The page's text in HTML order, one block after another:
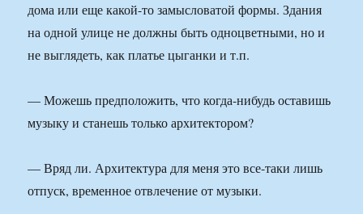
дома или еще какой-то замысловатой формы. Здания
на одной улице не должны быть одноцветными, но и
не выглядеть, как платье цыганки и т.п.
— Можешь предположить, что когда-нибудь оставишь
музыку и станешь только архитектором?
— Вряд ли. Архитектура для меня это все-таки лишь
отпуск, временное отвлечение от музыки.